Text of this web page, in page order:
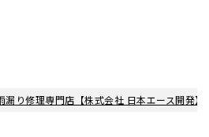
り修理専門店【株式会社 日本エース開発】